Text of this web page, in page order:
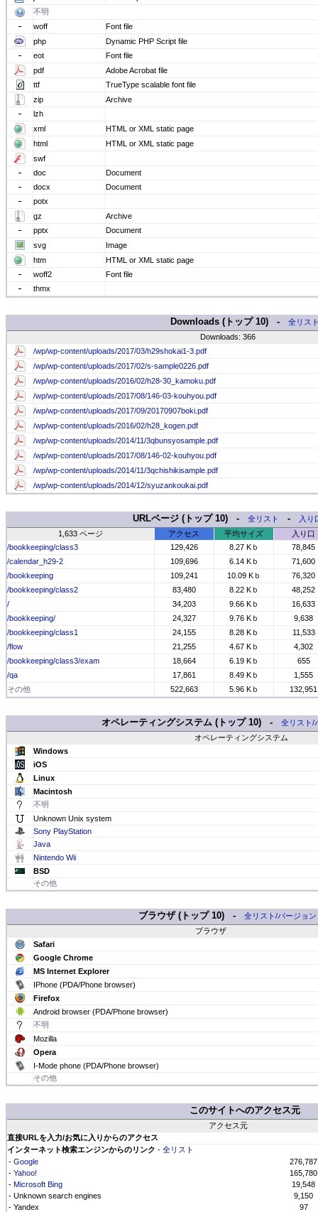
不明
woff
Font file
php
Dynamic PHP Script file
eot
Font file
pdf
Adobe Acrobat file
ttf
TrueType scalable font file
zip
Archive
lzh
xml
HTML or XML static page
html
HTML or XML static page
swf
doc
Document
docx
Document
potx
gz
Archive
pptx
Document
svg
Image
htm
HTML or XML static page
woff2
Font file
thmx
Downloads (トップ 10) -
全リス
Downloads: 366
/wp/wp-content/uploads/2017/03/h29shokai1-3.pdf
/wp/wp-content/uploads/2017/02/s-sample0226.pdf
/wp/wp-content/uploads/2016/02/h28-30_kamoku.pdf
/wp/wp-content/uploads/2017/08/146-03-kouhyou.pdf
/wp/wp-content/uploads/2017/09/20170907boki.pdf
/wp/wp-content/uploads/2016/02/h28_kogen.pdf
/wp/wp-content/uploads/2014/11/3qbunsyosample.pdf
/wp/wp-content/uploads/2017/08/146-02-kouhyou.pdf
/wp/wp-content/uploads/2014/11/3qchishikisample.pdf
/wp/wp-content/uploads/2014/12/syuzankoukai.pdf
URLページ (トップ 10) - 全リスト -
入り
1,633 ページ
アクセス 平均サイズ
入り口
/bookkeeping/class3
129,426 8.27 Kｂ
78,845
/calendar_h29-2
109,696 6.14 Kｂ
71,600
/bookkeeping
109,241 10.09 Kｂ
76,320
/bookkeeping/class2
83,480 8.22 Kｂ
48,252
/
34,203 9.66 Kｂ
16,633
/bookkeeping/
24,327 9.76 Kｂ
9,638
/bookkeeping/class1
24,155 8.28 Kｂ
11,533
/flow
21,255 4.67 Kｂ
4,302
/bookkeeping/class3/exam
18,664 6.19 Kｂ
655
/qa
17,861 8.49 Kｂ
1,555
その他
522,663 5.96 Kｂ 132,951
オペレーティングシステム (トップ 10) -
全リスト/
オペレーティングシステム
Windows
iOS
Linux
Macintosh
不明
Unknown Unix system
Sony PlayStation
Java
Nintendo Wii
BSD
その他
ブラウザ (トップ 10) - 全リスト/バージョン
ブラウザ
Safari
Google Chrome
MS Internet Explorer
IPhone (PDA/Phone browser)
Firefox
Android browser (PDA/Phone browser)
不明
Mozilla
Opera
I-Mode phone (PDA/Phone browser)
その他
このサイトへのアクセス元
アクセス元
直接URLを入力/お気に入りからのアクセス
インターネット検索エンジンからのリンク - 全リスト
- Google
276,787
- Yahoo!
165,780
- Microsoft Bing
19,548
- Unknown search engines
9,150
- Yandex
97